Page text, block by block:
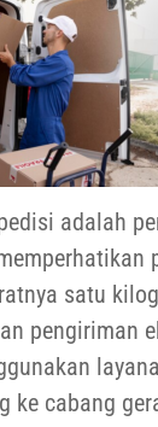
adalah
satu
pengiriman
ke cabang